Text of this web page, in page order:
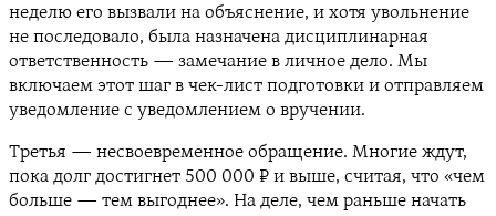
неделю его вызвали на объяснение, и хотя увольнение
не последовало, была назначена дисциплинарная
ответственность — замечание в личное дело. Мы
включаем этот шаг в чек-лист подготовки и отправляем
уведомление с уведомлением о вручении.
Третья — несвоевременное обращение. Многие ждут,
пока долг достигнет 500 000 ₽ и выше, считая, что «чем
больше — тем выгоднее». На деле, чем раньше начать